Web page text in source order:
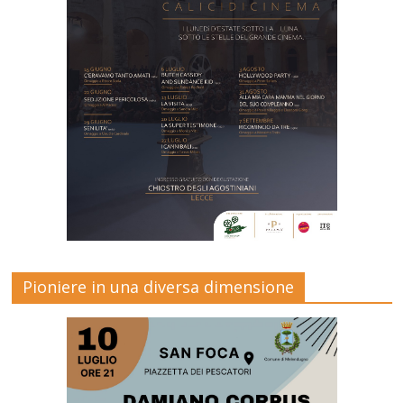
Pioniere in una diversa dimensione